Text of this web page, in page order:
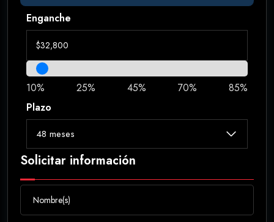
Enganche
10% 25% 45% 70%
85%
Plazo
Solicitar información